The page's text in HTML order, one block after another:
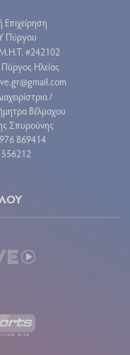
Πύργου
#242102
Πύργος Ηλείας
/
Βέλμαχου
Σπυρούνης
869414
556212